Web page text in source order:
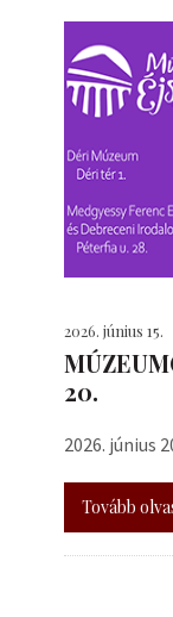
2026. június 15.
20.
2026. június
Tovább